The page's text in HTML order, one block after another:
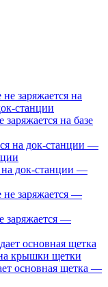
на базе
на док-станции —
заряжается —
основная щетка —